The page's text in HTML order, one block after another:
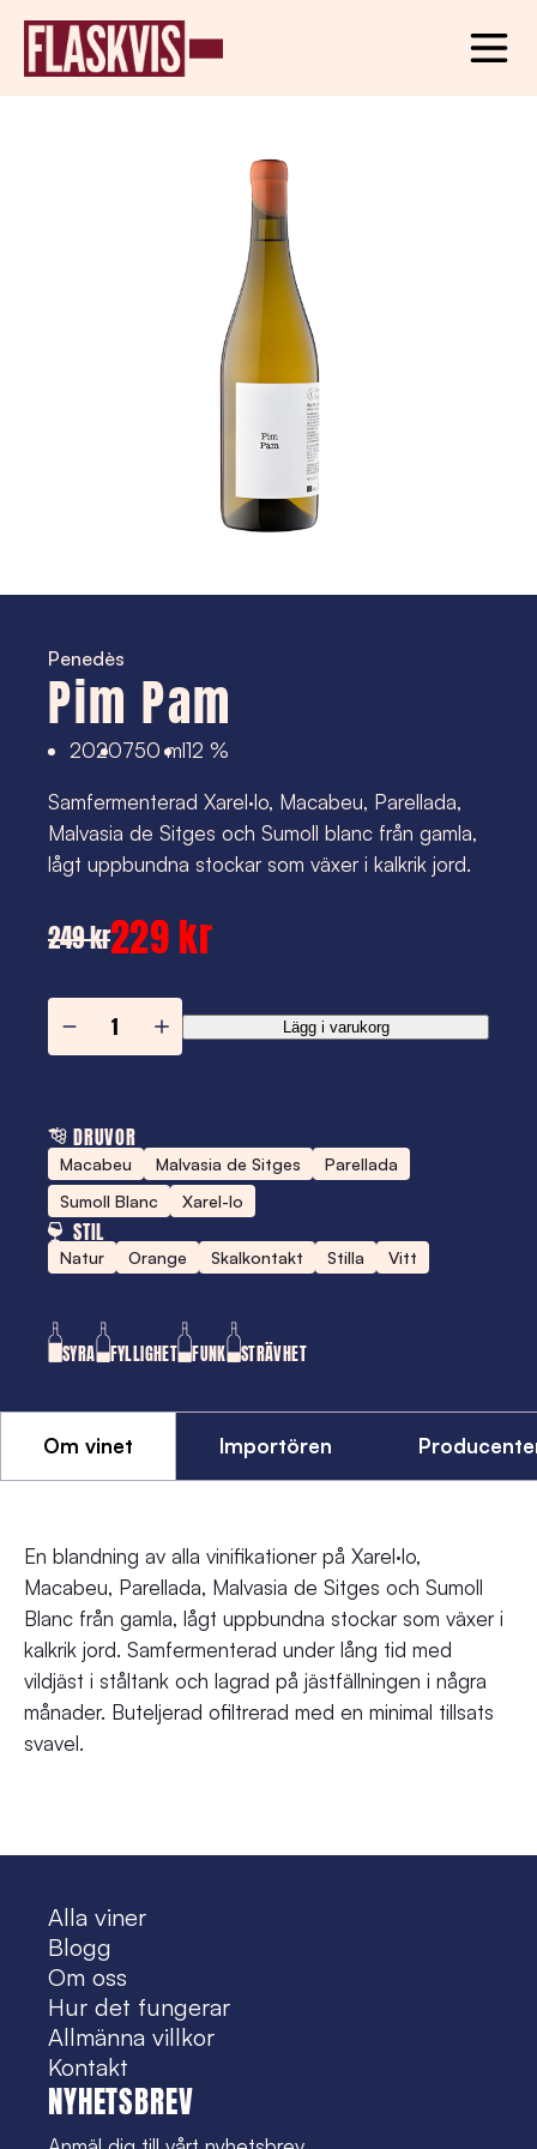
Penedès
Pim Pam
2020750 ml12 %
Samfermenterad Xarel·lo, Macabeu, Parellada,
Malvasia de Sitges och Sumoll blanc från gamla,
lågt uppbundna stockar som växer i kalkrik jord.
249 kr229 kr
Pim
Lägg i varukorg
DRUVOR
Macabeu Malvasia de Sitges
Parellada
Sumoll Blanc
Xarel-lo
STIL
Natur Orange Skalkontakt Stilla Vitt
SYRA FYLLIGHET FUNK STRÄVHET
Om vinet Importören
En blandning av alla vinifikationer på Xarel·lo,
Macabeu, Parellada, Malvasia de Sitges och Sumoll
Blanc från gamla, lågt uppbundna stockar som växer i
kalkrik jord. Samfermenterad under lång tid med
vildjäst i ståltank och lagrad på jästfällningen i några
månader. Buteljerad ofiltrerad med en minimal tillsats
svavel.
Alla viner
Blogg
Om oss
Hur det fungerar
Allmänna villkor
Kontakt
NYHETSBREV